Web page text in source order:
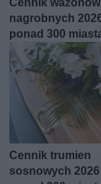
nagrobnych
ponad 300
Cennik trumien
sosnowych